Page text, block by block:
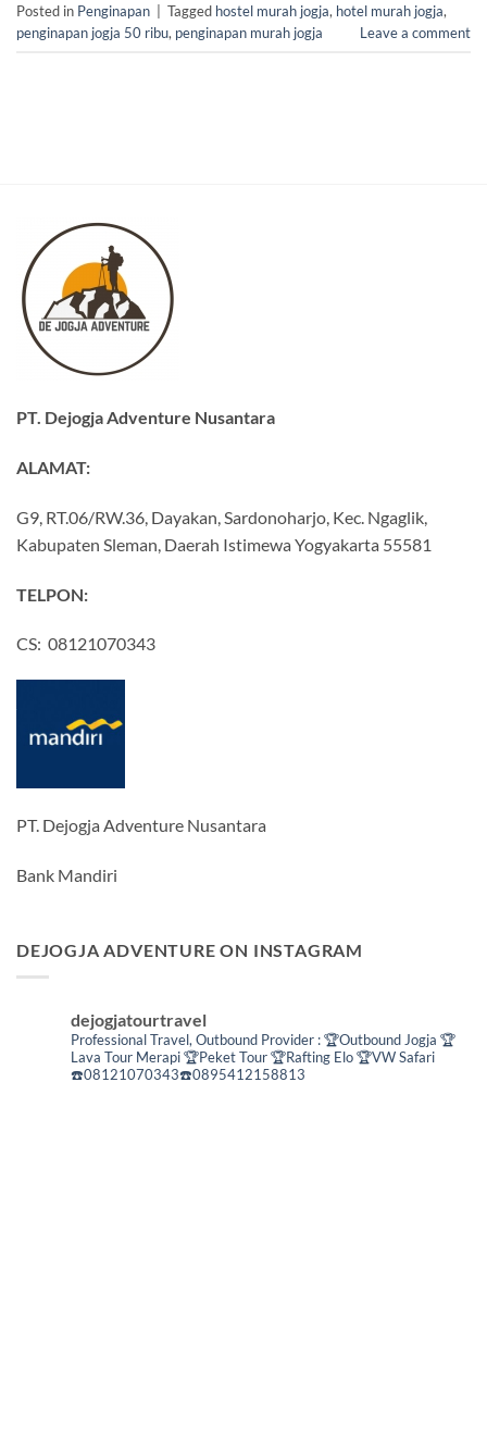
Posted in Penginapan Tagged hostel murah jogja, hotel murah jogja,
penginapan jogja 50 ribu, penginapan murah jogja Leave a comment
PT. Dejogja Adventure Nusantara
ALAMAT:
G9, RT.06/RW.36, Dayakan, Sardonoharjo, Kec. Ngaglik,
Kabupaten Sleman, Daerah Istimewa Yogyakarta 55581
TELPON:
CS: 08121070343
PT. Dejogja Adventure Nusantara
Bank Mandiri
DEJOGJA ADVENTURE ON INSTAGRAM
dejogjatourtravel
Professional Travel, Outbound Provider :🏆Outbound Jogja 🏆
Lava Tour Merapi🏆Peket Tour🏆Rafting Elo🏆VW Safari
☎️08121070343☎️0895412158813